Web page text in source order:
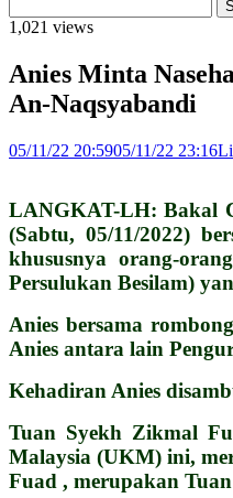
1,021 views
Anies Minta
An-Naqsyabandi
05/11/22 20:5905/11/22 23:16
LANGKAT-LH: Bakal
(Sabtu, 05/11/2022)
khususnya orang-
Persulukan Besilam)
Anies bersama
Anies antara lain
Kehadiran Anies
Tuan Syekh Zikmal
Malaysia (UKM) ini,
Fuad , merupakan